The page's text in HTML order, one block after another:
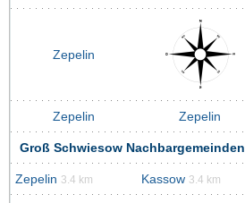
Zepelin
Zepelin Zepelin
Groß Schwiesow Nachbargemeinden
Zepelin 3.4 km Kassow 3.4 km